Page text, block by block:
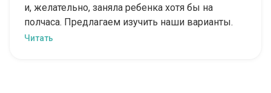
и, желательно, заняла ребенка хотя бы на
полчаса. Предлагаем изучить наши варианты.
Читать